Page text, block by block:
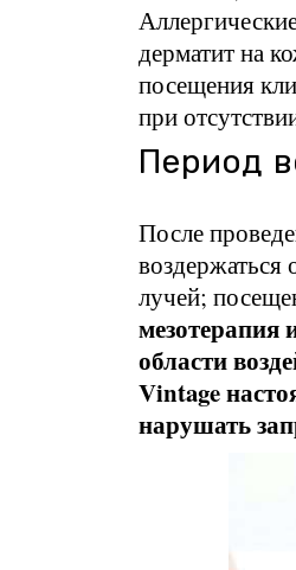
дерматит на
посещения
при
Период
После
воздержаться
лучей;
мезотерапия
области
Vintage
нарушать